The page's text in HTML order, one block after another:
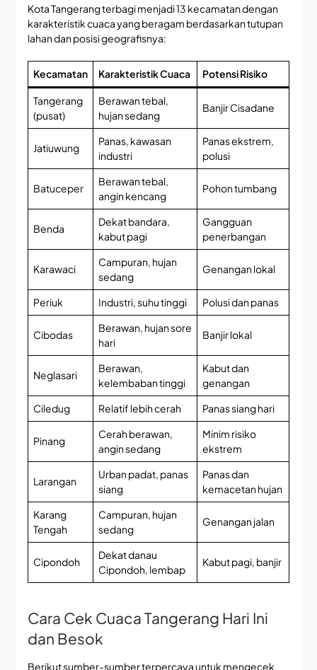
Kota Tangerang terbagi menjadi 13 kecamatan dengan
karakteristik cuaca yang beragam berdasarkan tutupan
lahan dan posisi geografisnya:
Kecamatan Karakteristik Cuaca Potensi Risiko
Tangerang
(pusat)
Berawan tebal,
hujan sedang
Banjir Cisadane
Jatiuwung
Panas, kawasan
industri
Panas ekstrem,
polusi
Batuceper
Berawan tebal,
angin kencang
Pohon tumbang
Benda
Dekat bandara,
kabut pagi
Gangguan
penerbangan
Karawaci
Campuran, hujan
sedang
Genangan lokal
Periuk Industri, suhu tinggi Polusi dan panas
Cibodas
Berawan, hujan sore
hari
Banjir lokal
Neglasari
Berawan,
kelembaban tinggi
Kabut dan
genangan
Ciledug
Relatif lebih cerah Panas siang hari
Pinang
Cerah berawan,
angin sedang
Minim risiko
ekstrem
Larangan
Urban padat, panas
siang
Panas dan
kemacetan hujan
Karang
Tengah
Campuran, hujan
sedang
Genangan jalan
Cipondoh
Dekat danau
Cipondoh, lembap
Kabut pagi, banjir
Cara Cek Cuaca Tangerang Hari Ini
dan Besok
Berikut sumber-sumber terpercaya untuk mengecek